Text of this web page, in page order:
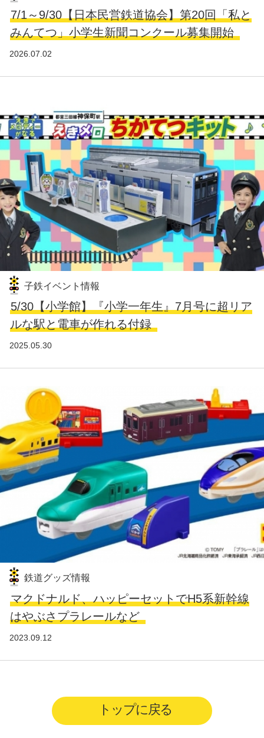
7/1～9/30【日本民営鉄道協会】第20回「私と
みんてつ」小学生新聞コンクール募集開始
2026.07.02
子鉄イベント情報
5/30【小学館】『小学一年生』7月号に超リア
ルな駅と電車が作れる付録
2025.05.30
鉄道グッズ情報
マクドナルド、ハッピーセットでH5系新幹線
はやぶさプラレールなど
2023.09.12
トップに戻る